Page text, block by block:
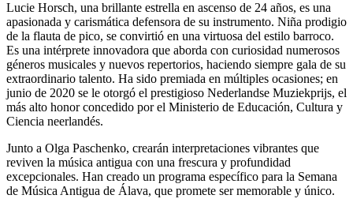
Lucie Horsch, una brillante estrella en ascenso de 24 años, es una
apasionada y carismática defensora de su instrumento. Niña prodigio
de la flauta de pico, se convirtió en una virtuosa del estilo barroco.
Es una intérprete innovadora que aborda con curiosidad numerosos
géneros musicales y nuevos repertorios, haciendo siempre gala de su
extraordinario talento. Ha sido premiada en múltiples ocasiones; en
junio de 2020 se le otorgó el prestigioso Nederlandse Muziekprijs, el
más alto honor concedido por el Ministerio de Educación, Cultura y
Ciencia neerlandés.
Junto a Olga Paschenko, crearán interpretaciones vibrantes que
reviven la música antigua con una frescura y profundidad
excepcionales. Han creado un programa específico para la Semana
de Música Antigua de Álava, que promete ser memorable y único.